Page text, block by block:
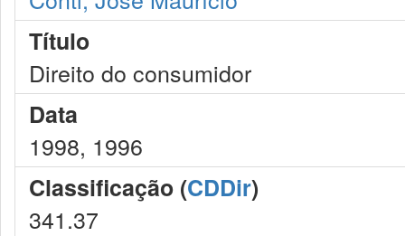
Título
Direito do consumidor
Data
1998, 1996
Classificação (CDDir)
341.37